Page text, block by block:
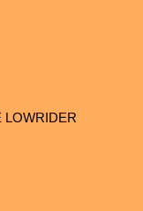
LOWRIDER